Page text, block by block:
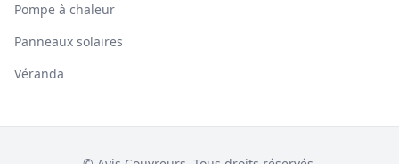
Pompe à chaleur
Panneaux solaires
Véranda